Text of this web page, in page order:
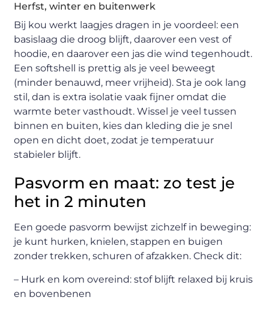
Herfst, winter en buitenwerk
Bij kou werkt laagjes dragen in je voordeel: een
basislaag die droog blijft, daarover een vest of
hoodie, en daarover een jas die wind tegenhoudt.
Een softshell is prettig als je veel beweegt
(minder benauwd, meer vrijheid). Sta je ook lang
stil, dan is extra isolatie vaak fijner omdat die
warmte beter vasthoudt. Wissel je veel tussen
binnen en buiten, kies dan kleding die je snel
open en dicht doet, zodat je temperatuur
stabieler blijft.
Pasvorm en maat: zo test je
het in 2 minuten
Een goede pasvorm bewijst zichzelf in beweging:
je kunt hurken, knielen, stappen en buigen
zonder trekken, schuren of afzakken. Check dit:
– Hurk en kom overeind: stof blijft relaxed bij kruis
en bovenbenen